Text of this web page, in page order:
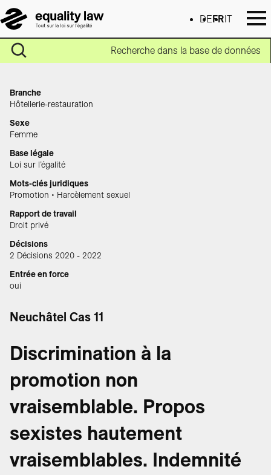
DE FR IT
Recherche dans la base de données
Branche
Hôtellerie-restauration
Sexe
Femme
Base légale
Loi sur l’égalité
Mots-clés juridiques
Promotion • Harcèlement sexuel
Rapport de travail
Droit privé
Décisions
2 Décisions 2020 - 2022
Entrée en force
oui
Neuchâtel Cas 11
Discrimination à la
promotion non
vraisemblable. Propos
sexistes hautement
vraisemblables. Indemnité